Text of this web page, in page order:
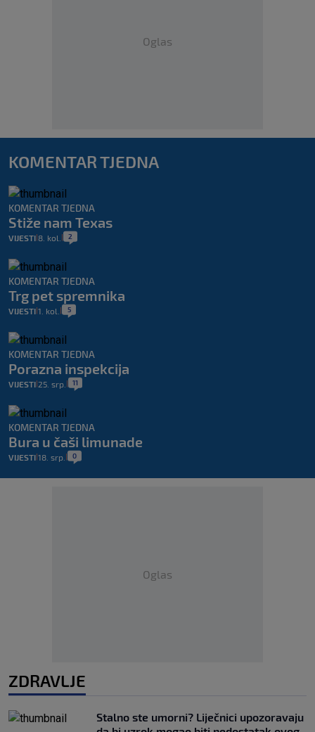
Oglas
KOMENTAR TJEDNA
KOMENTAR TJEDNA
Stiže nam Texas
VIJESTI 8. kol. 2
KOMENTAR TJEDNA
Trg pet spremnika
VIJESTI 1. kol. 5
KOMENTAR TJEDNA
Porazna inspekcija
VIJESTI 25. srp. 11
KOMENTAR TJEDNA
Bura u čaši limunade
VIJESTI 18. srp. 0
Oglas
ZDRAVLJE
Stalno ste umorni? Liječnici upozoravaju